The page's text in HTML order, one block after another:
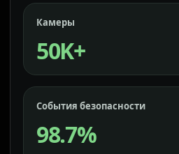
Камеры
50K+
События безопасности
98.7%